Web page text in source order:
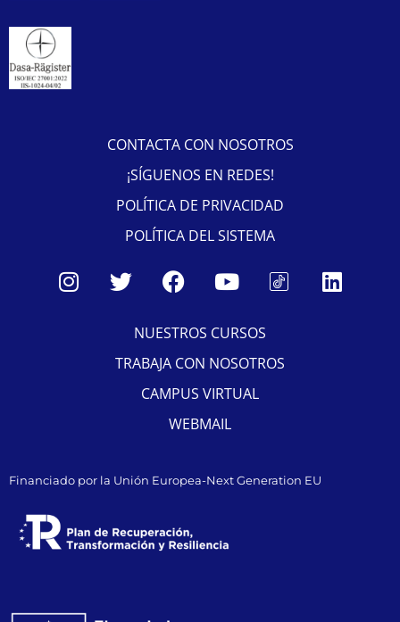
CONTACTA CON NOSOTROS
¡SÍGUENOS EN REDES!
POLÍTICA DE PRIVACIDAD
POLÍTICA DEL SISTEMA
NUESTROS CURSOS
TRABAJA CON NOSOTROS
CAMPUS VIRTUAL
WEBMAIL
Financiado por la Unión Europea-Next Generation EU